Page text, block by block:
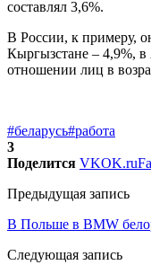
составлял 3,6%.
В России, к примеру,
Кыргызстане – 4,9%,
отношении лиц в
#беларусь#работа
3
Поделится VKOK.ru
Предыдущая запись
В Польше в BMW
Следующая запись